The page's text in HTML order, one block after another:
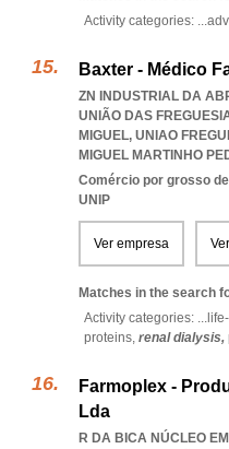
Activity categories: ...
Baxter - Médico
ZN INDUSTRIAL DA
UNIÃO DAS
MIGUEL, UNIAO
MIGUEL MARTINHO
Comércio por grosso
UNIP
Ver empresa
Matches in the search
Activity categories: ...
proteins, renal dialysis,
Farmoplex -
Lda
R DA BICA NÚCLEO